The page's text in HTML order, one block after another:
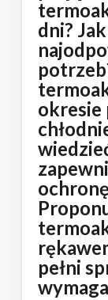
dni?
okresie
pełni